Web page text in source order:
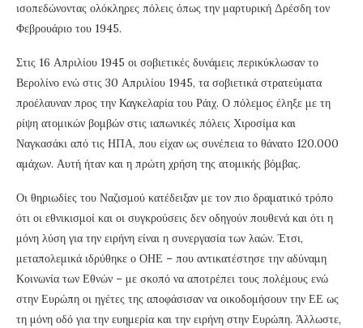
ισοπεδώνοντας ολόκληρες πόλεις όπως την μαρτυρική Δρέσδη τον
Φεβρουάριο του 1945.
Στις 16 Απριλίου 1945 οι σοβιετικές δυνάμεις περικύκλωσαν το
Βερολίνο ενώ στις 30 Απριλίου 1945, τα σοβιετικά στρατεύματα
προέλαυναν προς την Καγκελαρία του Ράιχ. Ο πόλεμος έληξε με τη
ρίψη ατομικών βομβών στις ιαπωνικές πόλεις Χιροσίμα και
Ναγκασάκι από τις ΗΠΑ, που είχαν ως συνέπεια το θάνατο 120.000
αμάχων. Αυτή ήταν και η πρώτη χρήση της ατομικής βόμβας.
Οι θηριωδίες του Ναζισμού κατέδειξαν με τον πιο δραματικό τρόπο
ότι οι εθνικισμοί και οι συγκρούσεις δεν οδηγούν πουθενά και ότι η
μόνη λύση για την ειρήνη είναι η συνεργασία των λαών. Έτσι,
μεταπολεμικά ιδρύθηκε ο ΟΗΕ – που αντικατέστησε την αδύναμη
Κοινωνία των Εθνών – με σκοπό να αποτρέπει τους πολέμους ενώ
στην Ευρώπη οι ηγέτες της αποφάσισαν να οικοδομήσουν την ΕΕ ως
τη μόνη οδό για την ευημερία και την ειρήνη στην Ευρώπη. Άλλωστε,